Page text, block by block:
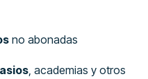
no abonadas
, academias y otros